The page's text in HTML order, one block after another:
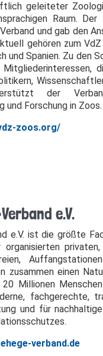
geleiteter
Raum.
und gab den
gehören zum
und Spanien. Zu den
der
Forschung in Zoos.
zoos.org/
e.V.
e.V. ist die größte
privaten,
zusammen einen
Millionen
fachgerechte,
und für
verband.de